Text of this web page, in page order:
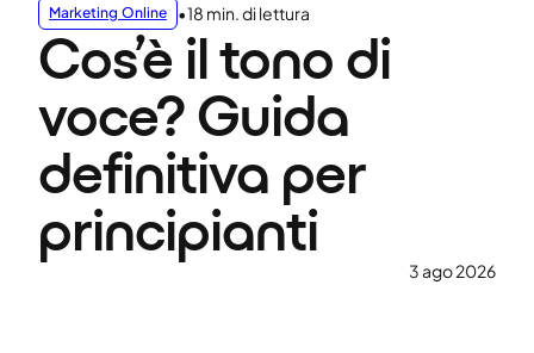
Marketing Online •18 min. di lettura
Cos’è il tono di
voce? Guida
definitiva per
principianti
3 ago 2026